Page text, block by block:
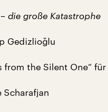
die große Katastrophe
Gedizlioğlu
from the Silent One“
Scharafjan